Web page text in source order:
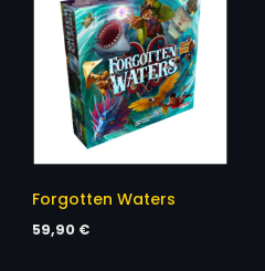
Forgotten Waters
59,90 €